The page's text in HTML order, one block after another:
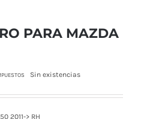
PARA MAZDA
Sin existencias
2011-> RH